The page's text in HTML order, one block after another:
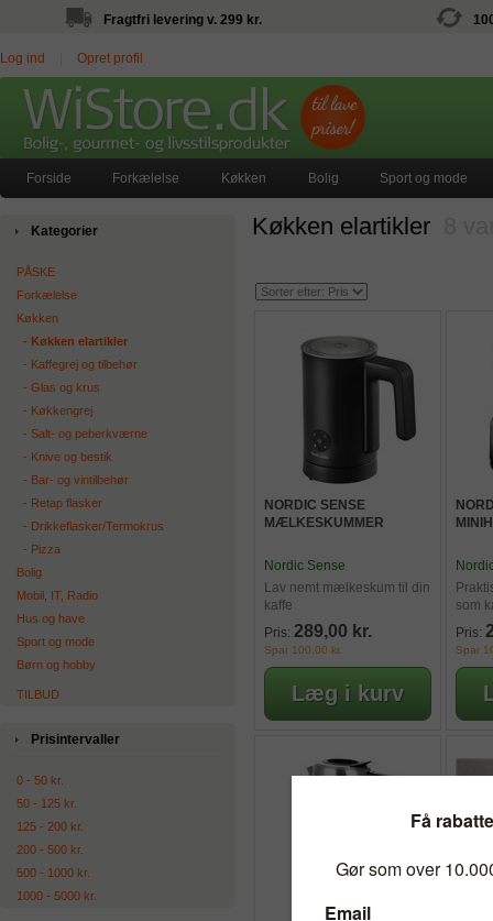
Fragtfri levering v. 299 kr.
Log ind Opret profil
Forside Forkælelse Køkken Bolig Sport og mode
Kategorier
PÅSKE
Forkælelse
Køkken
‐ Køkken elartikler
‐ Kaffegrej og tilbehør
‐ Glas og krus
‐ Køkkengrej
‐ Salt- og peberkværne
‐ Knive og bestik
‐ Bar- og vintilbehør
‐ Retap flasker
‐ Drikkeflasker/Termokrus
‐ Pizza
Bolig
Mobil, IT, Radio
Hus og have
Sport og mode
Børn og hobby
TILBUD
Prisintervaller
0 - 50 kr.
50 - 125 kr.
125 - 200 kr.
200 - 500 kr.
500 - 1000 kr.
1000 - 5000 kr.
Køkken elartikler
NORDIC SENSE
MÆLKESKUMMER
Nordic Sense
Lav nemt mælkeskum til din
kaffe
Pris: 289,00 kr.
Spar 100,00 kr.
som
Pris:
Spar